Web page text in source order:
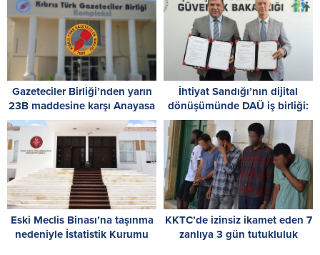
Gazeteciler Birliği’nden yarın
23B maddesine karşı Anayasa
Mahkemesi önünde
dayanışma çağrısı
İhtiyat Sandığı’nın dijital
dönüşümünde DAÜ iş birliği:
Protokol imzalandı
Eski Meclis Binası’na taşınma
nedeniyle İstatistik Kurumu
KKTC’de izinsiz ikamet eden 7
zanlıya 3 gün tutukluluk